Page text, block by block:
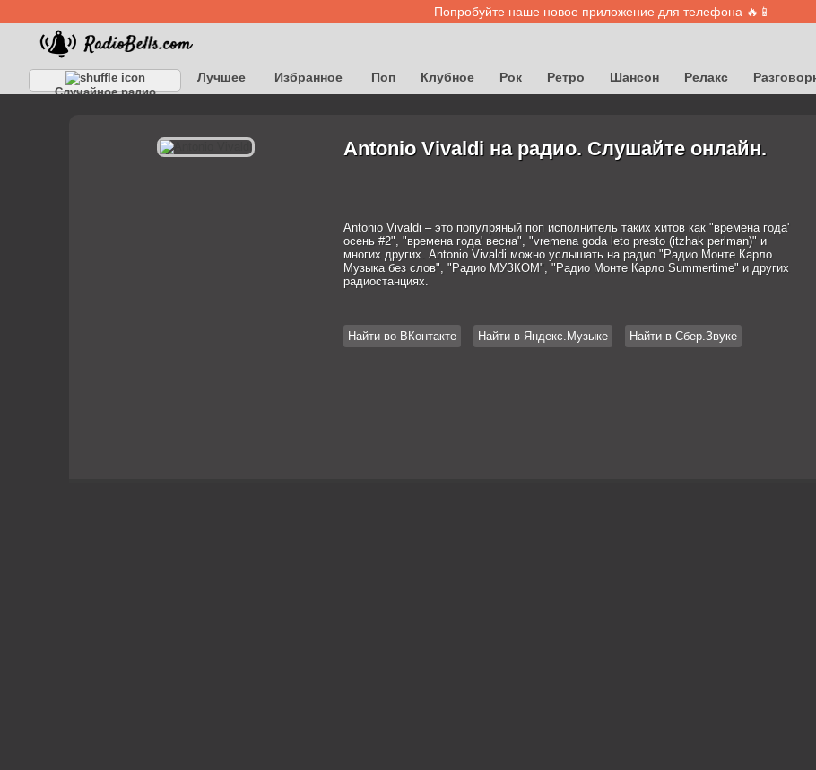
Попробуйте наше новое приложение для телефона 🔥📱
Случайное радио
Лучшее Избранное Поп Клубное Рок Ретро Шансон Релакс
Antonio Vivaldi на радио. Слушайте онлайн.
Antonio Vivaldi – это популряный поп исполнитель таких хитов как "времена года'
осень #2", "времена года' весна", "vremena goda leto presto (itzhak perlman)" и
многих других. Antonio Vivaldi можно услышать на радио "Радио Монте Карло
Музыка без слов", "Радио МУЗКОМ", "Радио Монте Карло Summertime" и других
радиостанциях.
Найти во ВКонтакте Найти в Яндекс.Музыке Найти в Сбер.Звуке